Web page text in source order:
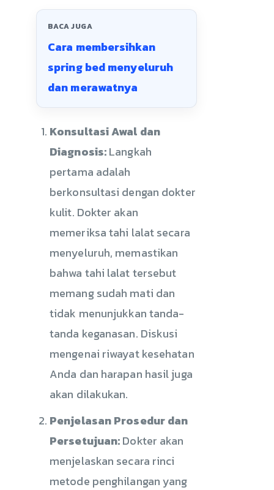
BACA JUGA
Cara membersihkan
spring bed menyeluruh
dan merawatnya
Konsultasi Awal dan
Diagnosis:Langkah
pertama adalah
berkonsultasi dengan dokter
kulit. Dokter akan
memeriksa tahi lalat secara
menyeluruh, memastikan
bahwa tahi lalat tersebut
memang sudah mati dan
tidak menunjukkan tanda-
tanda keganasan. Diskusi
mengenai riwayat kesehatan
Anda dan harapan hasil juga
akan dilakukan.
Penjelasan Prosedur dan
Persetujuan:Dokter akan
menjelaskan secara rinci
metode penghilangan yang